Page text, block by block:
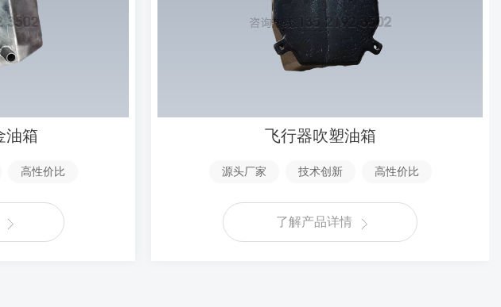
油箱
高性价比
飞行器吹塑油箱
源头厂家 技术创新 高性价比
了解产品详情